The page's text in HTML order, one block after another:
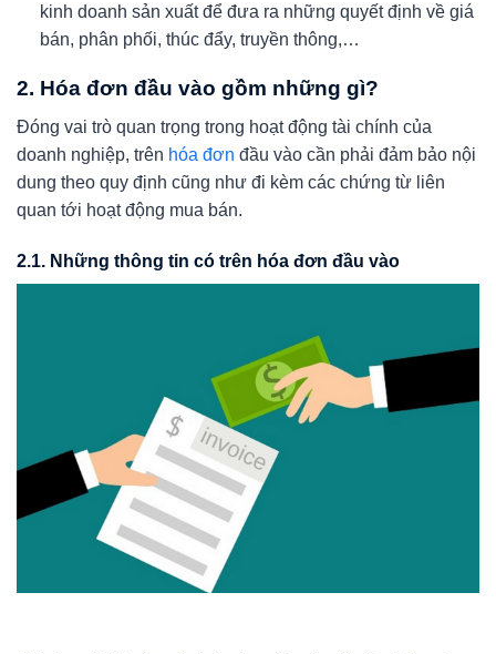
kinh doanh sản xuất để đưa ra những quyết định về giá
bán, phân phối, thúc đẩy, truyền thông,…
2. Hóa đơn đầu vào gồm những gì?
Đóng vai trò quan trọng trong hoạt động tài chính của
doanh nghiệp, trên hóa đơn đầu vào cần phải đảm bảo nội
dung theo quy định cũng như đi kèm các chứng từ liên
quan tới hoạt động mua bán.
2.1. Những thông tin có trên hóa đơn đầu vào